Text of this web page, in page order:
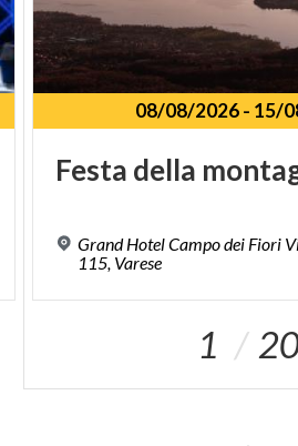
08/08/2026- 15/
Festa della
Grand Hotel Campo dei Fiori
115, Varese
1